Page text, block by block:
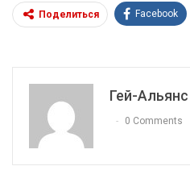
Поделиться Facebook
Гей-
0 Comments